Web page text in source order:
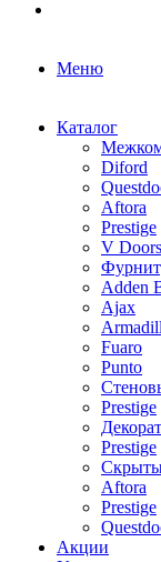
Меню
Каталог
Diford
Aftora
Prestige
V Doors
Adden
Ajax
Fuaro
Punto
Prestige
Prestige
Aftora
Prestige
Акции